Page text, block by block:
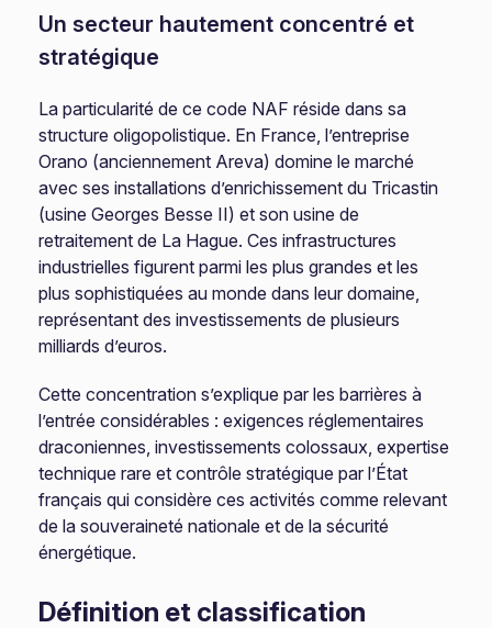
Un secteur hautement concentré et
stratégique
La particularité de ce code NAF réside dans sa
structure oligopolistique. En France, l’entreprise
Orano (anciennement Areva) domine le marché
avec ses installations d’enrichissement du Tricastin
(usine Georges Besse II) et son usine de
retraitement de La Hague. Ces infrastructures
industrielles figurent parmi les plus grandes et les
plus sophistiquées au monde dans leur domaine,
représentant des investissements de plusieurs
milliards d’euros.
Cette concentration s’explique par les barrières à
l’entrée considérables : exigences réglementaires
draconiennes, investissements colossaux, expertise
technique rare et contrôle stratégique par l’État
français qui considère ces activités comme relevant
de la souveraineté nationale et de la sécurité
énergétique.
Définition et classification